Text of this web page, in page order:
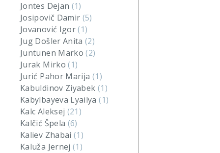
Jontes Dejan (1)
Josipovič Damir (5)
Jovanović Igor(1)
Jug Došler Anita(2)
Juntunen Marko(2)
Jurak Mirko(1)
Jurić Pahor Marija (1)
Kabuldinov Ziyabek (1)
Kabylbayeva Lyailya(1)
Kalc Aleksej (21)
Kalčić Špela (6)
Kaliev Zhabai(1)
Kaluža Jernej(1)